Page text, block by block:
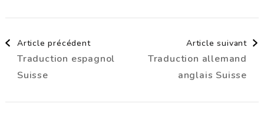
Navigation
d'article
Article précédent
Traduction espagnol
Suisse
Article suivant
Traduction allemand
anglais Suisse